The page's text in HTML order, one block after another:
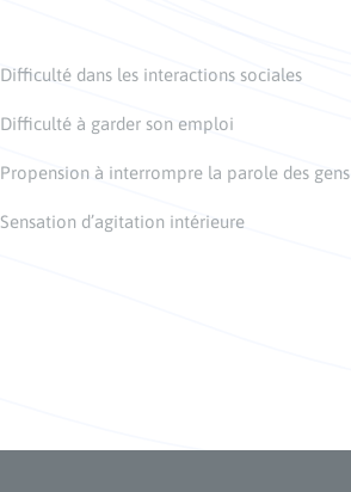
Difficulté dans les interactions sociales
Difficulté à garder son emploi
Propension à interrompre la parole des gens
Sensation d’agitation intérieure